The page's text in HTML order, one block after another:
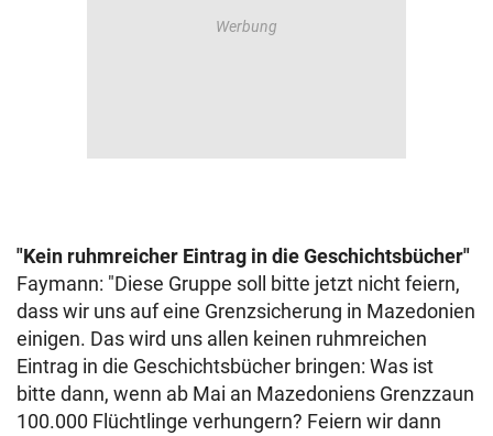
"Kein ruhmreicher Eintrag in die Geschichtsbücher"
Faymann: "Diese Gruppe soll bitte jetzt nicht feiern,
dass wir uns auf eine Grenzsicherung in Mazedonien
einigen. Das wird uns allen keinen ruhmreichen
Eintrag in die Geschichtsbücher bringen: Was ist
bitte dann, wenn ab Mai an Mazedoniens Grenzzaun
100.000 Flüchtlinge verhungern? Feiern wir dann